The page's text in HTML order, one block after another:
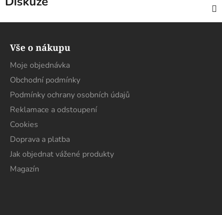
Vše o nákupu
Moje objednávka
Obchodní podmínky
Podmínky ochrany osobních údajů
Reklamace a odstoupení
Cookies
Doprava a platba
Jak objednat vážené produkty
Magazín